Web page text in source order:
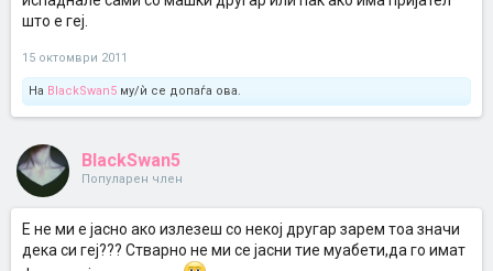
што е геј.
15 октомври 2011
На BlackSwan5 му/ѝ се допаѓа ова.
BlackSwan5
Популарен член
Е не ми е јасно ако излезеш со некој другар зарем тоа значи
дека си геј??? Стварно не ми се јасни тие муабети,да го имат